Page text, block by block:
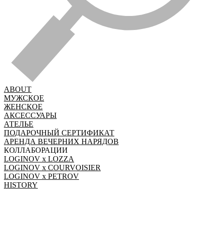
ABOUT
МУЖСКОЕ
ЖЕНСКОЕ
АКСЕССУАРЫ
АТЕЛЬЕ
ПОДАРОЧНЫЙ СЕРТИФИКАТ
АРЕНДА ВЕЧЕРНИХ НАРЯДОВ
КОЛЛАБОРАЦИИ
LOGINOV x LOZZA
LOGINOV x COURVOISIER
LOGINOV x PETROV
HISTORY